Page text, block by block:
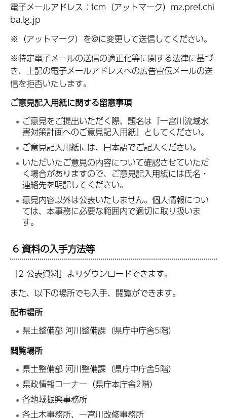
電子メールアドレス：fcm（アットマーク）mz.pref.chi
ba.lg.jp
※（アットマーク）を@に変更して送信してください。
※特定電子メールの送信の適正化等に関する法律に基づ
き、上記の電子メールアドレスへの広告宣伝メールの送
信を拒否いたします。
ご意見記入用紙に関する留意事項
ご意見をご提出いただく際、題名は「一宮川流域水
害対策計画へのご意見記入用紙」としてください。
ご意見記入用紙には、日本語でご記入ください。
いただいたご意見の内容について確認させていただ
く場合がありますので、ご意見記入用紙には氏名・
連絡先を明記してください。
意見内容以外は公表いたしません。個人情報につい
ては、本事務に必要な範囲内で適切に取り扱いま
す。
6 資料の入手方法等
「2 公表資料」よりダウンロードできます。
また、以下の場所でも入手、閲覧ができます。
配布場所
県土整備部 河川整備課（県庁中庁舎5階）
閲覧場所
県土整備部 河川整備課（県庁中庁舎5階）
県政情報コーナー（県庁本庁舎2階）
各地域振興事務所
各土木事務所、一宮川改修事務所